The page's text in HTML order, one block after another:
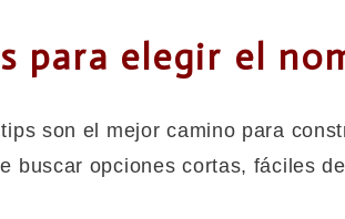
para elegir el
son el mejor camino para
buscar opciones cortas, fáciles